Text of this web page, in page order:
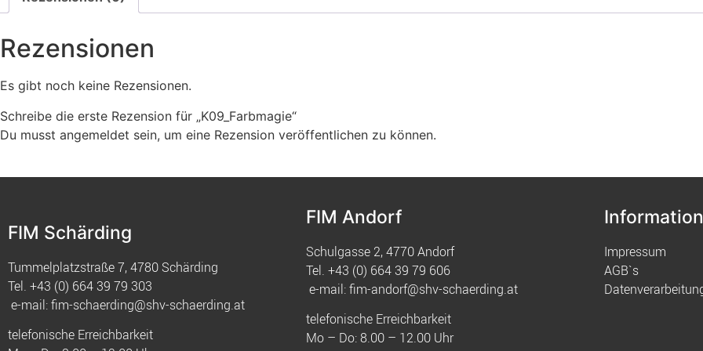
Rezensionen
Es gibt noch keine Rezensionen.
Schreibe die erste Rezension für „K09_Farbmagie“
Du musst angemeldet sein, um eine Rezension veröffentlichen zu können.
FIM Schärding
Tummelplatzstraße 7, 4780 Schärding
Tel. +43 (0) 664 39 79 303
e-mail:fim-schaerding@shv-schaerding.at
telefonische Erreichbarkeit
FIM Andorf
Schulgasse 2, 4770 Andorf
Tel. +43 (0) 664 39 79 606
e-mail:fim-andorf@shv-schaerding.at
telefonische Erreichbarkeit
Mo – Do: 8.00 – 12.00 Uhr
Impressum
AGB`s